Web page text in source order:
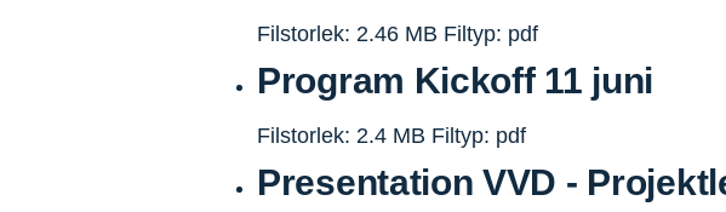
Filstorlek: 2.46 MB Filtyp: pdf
Program Kickoff 11 juni
Filstorlek: 2.4 MB Filtyp: pdf
Presentation VVD -